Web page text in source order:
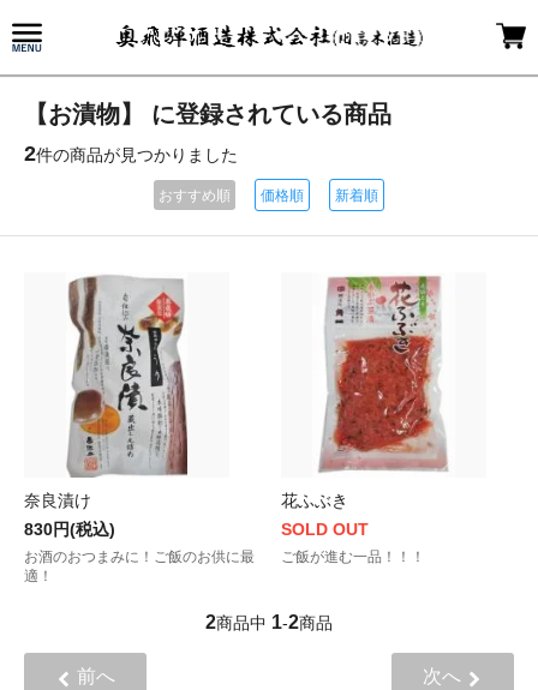
【お漬物】 に登録されている商品
2件の商品が見つかりました
おすすめ順 価格順 新着順
奈良漬け
830円(税込)
お酒のおつまみに！ご飯のお供に最
適！
花ふぶき
SOLD OUT
ご飯が進む一品！！！
2商品中 1-2商品
前へ 次へ